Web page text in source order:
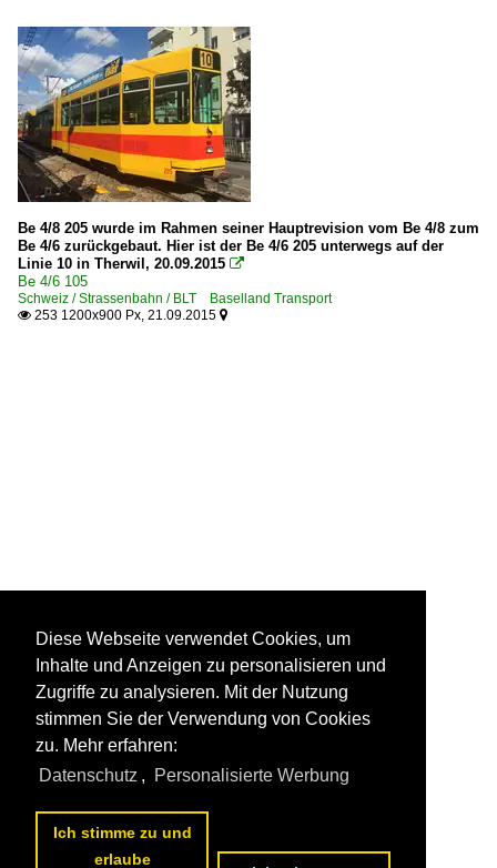
Be 4/8 205 wurde im Rahmen seiner Hauptrevision vom Be 4/8 zum
Be 4/6 zurückgebaut. Hier ist der Be 4/6 205 unterwegs auf der
Linie 10 in Therwil, 20.09.2015 
Be 4/6 105
Schweiz / Strassenbahn / BLT Baselland Transport
 253 1200x900 Px, 21.09.2015 
Diese Webseite verwendet Cookies, um
Inhalte und Anzeigen zu personalisieren und
Zugriffe zu analysieren. Mit der Nutzung
stimmen Sie der Verwendung von Cookies
zu. Mehr erfahren:
Datenschutz , Personalisierte Werbung
Ich stimme zu und
erlaube